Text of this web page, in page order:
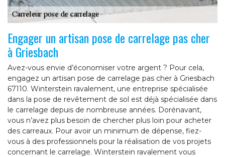
Engager un artisan pose de carrelage pas cher
à Griesbach
Avez-vous envie d’économiser votre argent ? Pour cela,
engagez un artisan pose de carrelage pas cher à Griesbach
67110. Winterstein ravalement, une entreprise spécialisée
dans la pose de revêtement de sol est déjà spécialisée dans
le carrelage depuis de nombreuse années. Dorénavant,
vous n’avez plus besoin de chercher plus loin pour acheter
des carreaux. Pour avoir un minimum de dépense, fiez-
vous à des professionnels pour la réalisation de vos projets
concernant le carrelage. Winterstein ravalement vous